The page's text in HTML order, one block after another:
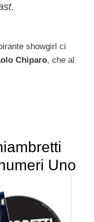
showgirl ci
Chiparo, che al
Uno